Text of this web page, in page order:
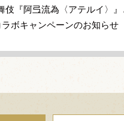
伎『阿弖流為〈アテルイ〉』
ボキャンペーンのお知らせ